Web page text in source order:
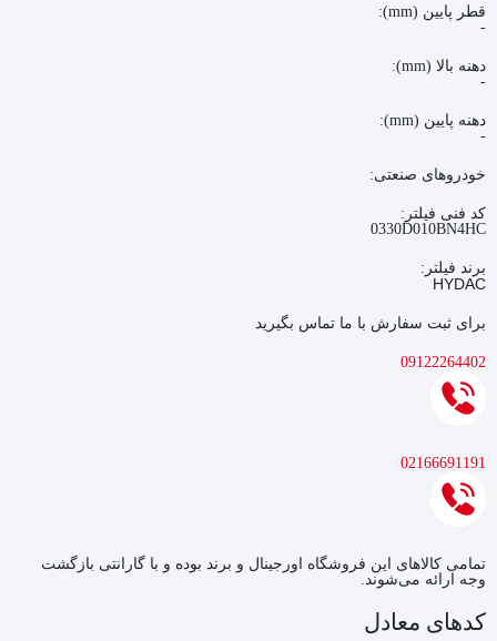
قطر پایین (mm):
-
دهنه بالا (mm):
-
دهنه پایین (mm):
-
خودروهای صنعتی:
کد فنی فیلتر:
0330D010BN4HC
برند فیلتر:
HYDAC
برای ثبت سفارش با ما تماس بگیرید
09122264402
02166691191
تمامی کالاهای این فروشگاه اورجینال و برند بوده و با گارانتی بازگشت
وجه ارائه می‌شوند.
کدهای معادل